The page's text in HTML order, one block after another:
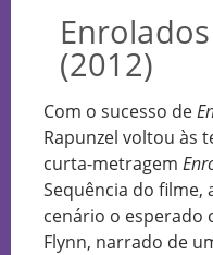
(2012)
Com o sucesso de
Rapunzel voltou às
curta-metragem
Sequência do filme,
cenário o esperado
Flynn, narrado de